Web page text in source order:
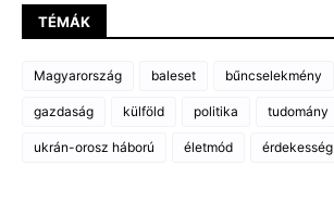
TÉMÁK
Magyarország baleset bűncselekmény
gazdaság külföld politika tudomány
ukrán-orosz háború életmód érdekesség